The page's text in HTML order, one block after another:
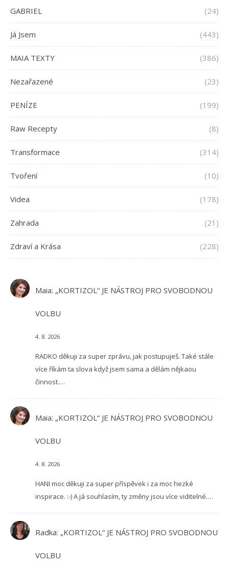
GABRIEL (24)
Já Jsem (443)
MAIA TEXTY (386)
Nezařazené (23)
PENÍZE (199)
Raw Recepty (8)
Transformace (314)
Tvoření (10)
Videa (178)
Zahrada (21)
Zdraví a Krása (228)
Maia: „KORTIZOL“ JE NÁSTROJ PRO SVOBODNOU
VOLBU
4. 8. 2026
RADKO děkuji za super zprávu, jak postupuješ. Také stále
více říkám ta slova když jsem sama a dělám nějkaou
činnost.…
Maia: „KORTIZOL“ JE NÁSTROJ PRO SVOBODNOU
VOLBU
4. 8. 2026
HANI moc děkuji za super příspěvek i za moc hezké
inspirace. :-) A já souhlasím, ty změny jsou více viditelné.…
Radka: „KORTIZOL“ JE NÁSTROJ PRO SVOBODNOU
VOLBU